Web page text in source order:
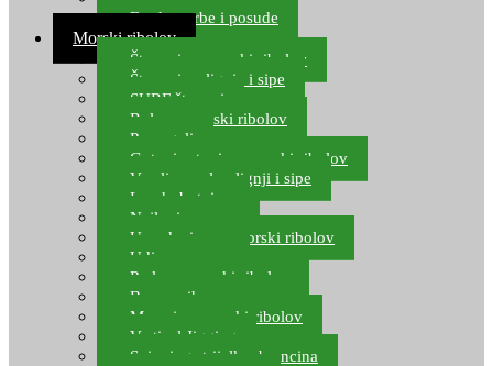
Feeder torbe i posude
Morski ribolov
Štapovi za morski ribolov
Štapovi za lignje i sipe
SURF štapovi
Role za morski ribolov
Parangali
Gotovi setovi za morski ribolov
Varalice za lov lignji i sipe
Lov hobotnice
Najloni za more
Upredenice za morski ribolov
Udice za more
Perle za morski ribolov
Brum prihrana za more
Mamci za morski ribolov
Vertical Jigging
Spinning strijelke, brancina